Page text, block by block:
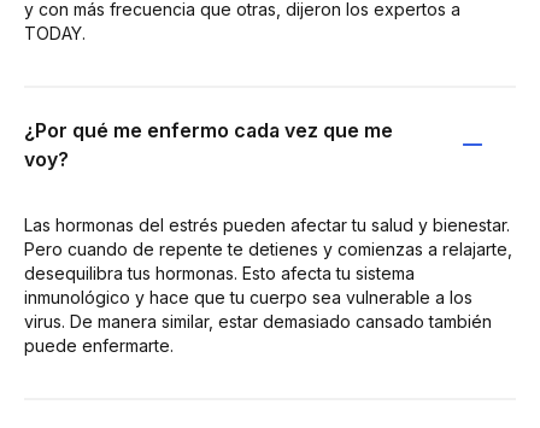
y con más frecuencia que otras, dijeron los expertos a
TODAY.
¿Por qué me enfermo cada vez que me
voy?
Las hormonas del estrés pueden afectar tu salud y bienestar.
Pero cuando de repente te detienes y comienzas a relajarte,
desequilibra tus hormonas. Esto afecta tu sistema
inmunológico y hace que tu cuerpo sea vulnerable a los
virus. De manera similar, estar demasiado cansado también
puede enfermarte.